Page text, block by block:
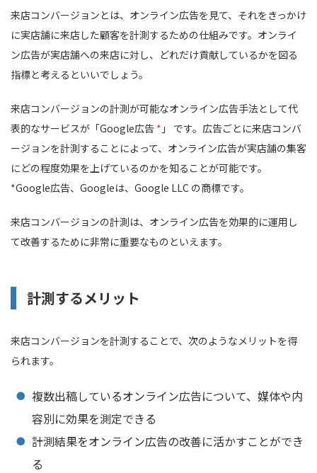
来店コンバージョンとは、オンライン広告を見て、それをきっかけ
に実店舗に来店した顧客を計測するための仕組みです。オンライ
ン広告が実店舗への来店に対し、どれだけ貢献しているかを図る
指標と考えるといいでしょう。
来店コンバージョンの計測が可能なオンライン広告手法として代
表的なサービスが「Google広告 * 」 です。広告ごとに来店コンバ
ージョンを計測することによって、オンライン広告が実店舗の集客
にどの程度効果を上げているのかを知ることが可能です。
*Google広告、Googleは、Google LLC の商標です。
来店コンバージョンの計測は、オンライン広告を効果的に運用し
て改善するために非常に重要なものといえます。
計測するメリット
来店コンバージョンを計測することで、次のようなメリットを得
られます。
複数出稿しているオンライン広告について、媒体や内
容別に効果を測定できる
計測結果をオンライン広告の改善に活かすことができ
る